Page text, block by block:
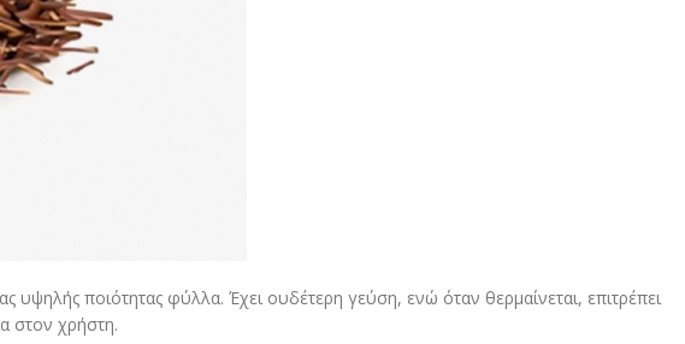
υψηλής ποιότητας φύλλα. Έχει ουδέτερη γεύση, ενώ όταν θερμαίνεται, επιτρέπει
στον χρήστη.